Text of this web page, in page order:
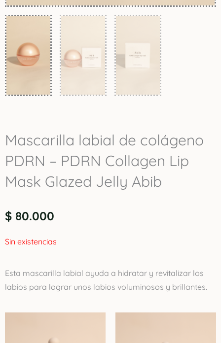
Mascarilla labial de colágeno
PDRN – PDRN Collagen Lip
Mask Glazed Jelly Abib
$ 80.000
Sin existencias
Esta mascarilla labial ayuda a hidratar y revitalizar los
labios para lograr unos labios voluminosos y brillantes.